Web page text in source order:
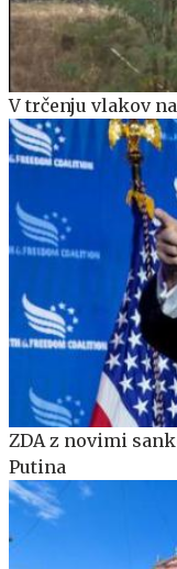
V trčenju vlakov
ZDA z novimi
Putina